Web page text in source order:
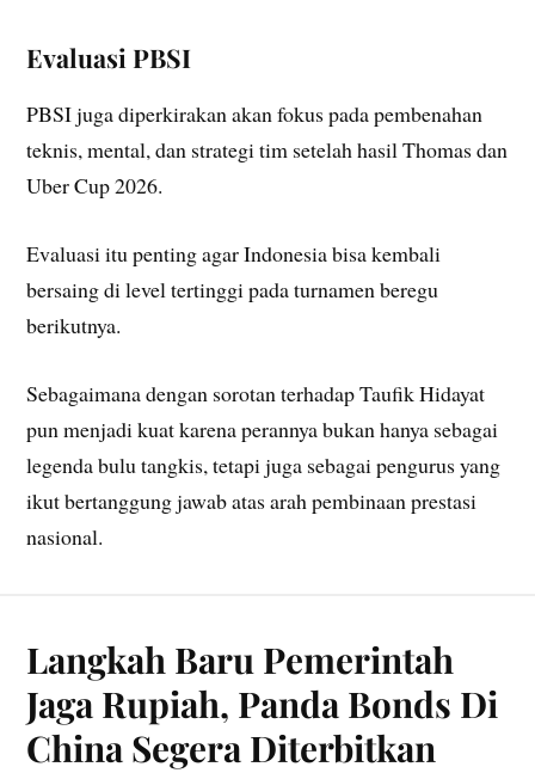
Evaluasi PBSI
PBSI juga diperkirakan akan fokus pada pembenahan
teknis, mental, dan strategi tim setelah hasil Thomas dan
Uber Cup 2026.
Evaluasi itu penting agar Indonesia bisa kembali
bersaing di level tertinggi pada turnamen beregu
berikutnya.
Sebagaimana dengan sorotan terhadap Taufik Hidayat
pun menjadi kuat karena perannya bukan hanya sebagai
legenda bulu tangkis, tetapi juga sebagai pengurus yang
ikut bertanggung jawab atas arah pembinaan prestasi
nasional.
Langkah Baru Pemerintah
Jaga Rupiah, Panda Bonds Di
China Segera Diterbitkan